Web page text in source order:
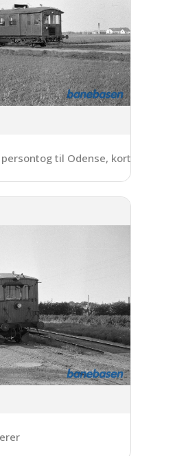
persontog til Odense, kort efter